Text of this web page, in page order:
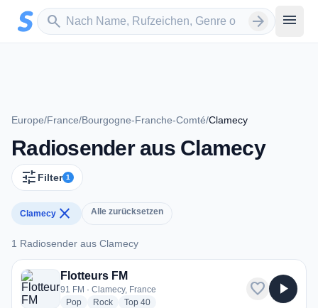
Zum Hauptinhalt springen
search
Sender suchen arrow_forward menu
Europe/France/Bourgogne-Franche-Comté/Clamecy
Radiosender aus Clamecy
tune Filter 1
Clamecy close Alle zurücksetzen
1 Radiosender aus Clamecy
1 Radiosender aus Clamecy
Flotteurs FM
91 FM · Clamecy, France
Popradio stations
Rockradio stations
Top 40radio stations
favorite play_arrow